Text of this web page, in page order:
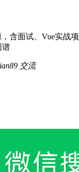
面试、Vue实战项
谱
交流